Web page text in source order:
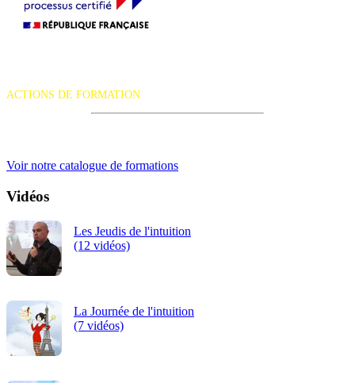
ACTIONS DE FORMATION
Voir notre catalogue de formations
Vidéos
Les Jeudis de l'intuition
(12 vidéos)
La Journée de l'intuition
(7 vidéos)